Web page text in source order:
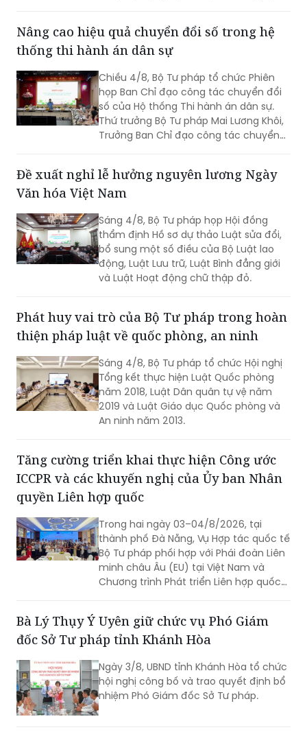
trưởng Đặng Hoàng Oanh.
Nâng cao hiệu quả chuyển đổi số trong hệ
thống thi hành án dân sự
Chiều 4/8, Bộ Tư pháp tổ chức Phiên
họp Ban Chỉ đạo công tác chuyển đổi
số của Hộ thống Thi hành án dân sự.
Thứ trưởng Bộ Tư pháp Mai Lương Khôi,
Trưởng Ban Chỉ đạo công tác chuyển
Đề xuất nghỉ lễ hưởng nguyên lương Ngày
Văn hóa Việt Nam
Sáng 4/8, Bộ Tư pháp họp Hội đồng
thẩm định Hồ sơ dự thảo Luật sửa đổi,
bổ sung một số điều của Bộ Luật lao
động, Luật Lưu trữ, Luật Bình đẳng giới
và Luật Hoạt động chữ thập đỏ.
Phát huy vai trò của Bộ Tư pháp trong hoàn
thiện pháp luật về quốc phòng, an ninh
Sáng 4/8, Bộ Tư pháp tổ chức Hội nghị
Tổng kết thực hiện Luật Quốc phòng
năm 2018, Luật Dân quân tự vệ năm
2019 và Luật Giáo dục Quốc phòng và
An ninh năm 2013.
Tăng cường triển khai thực hiện Công ước
ICCPR và các khuyến nghị của Ủy ban Nhân
quyền Liên hợp quốc
Trong hai ngày 03–04/8/2026, tại
thành phố Đà Nẵng, Vụ Hợp tác quốc tế
Bộ Tư pháp phối hợp với Phái đoàn Liên
minh châu Âu (EU) tại Việt Nam và
Chương trình Phát triển Liên hợp quốc
ban Nhân quyền Liên hợp quốc đối với
Báo cáo định kỳ lần thứ tư của Việt
các quyền dân sự và chính trị (ICCPR)
và Hội nghị tập huấn về thực hiện Công
ước ICCPR. Đây là chuỗi hoạt động
Bà Lý Thụy Ý Uyên giữ chức vụ Phó Giám
đốc Sở Tư pháp tỉnh Khánh Hòa
Ngày 3/8, UBND tỉnh Khánh Hòa tổ chức
hội nghị công bố và trao quyết định bổ
nhiệm Phó Giám đốc Sở Tư pháp.